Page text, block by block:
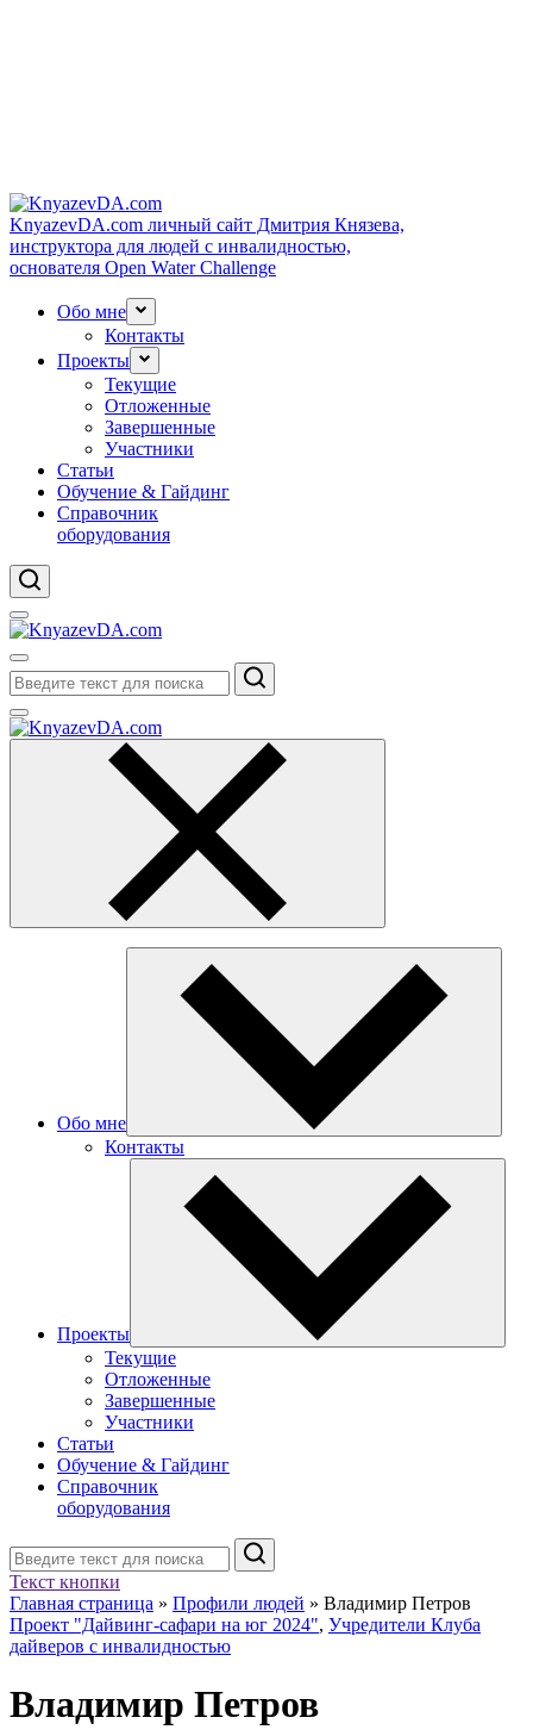
KnyazevDA.com личный сайт Дмитрия Князева,
инструктора для людей с инвалидностью,
основателя Open Water Challenge
Обо мне
Контакты
Проекты
Текущие
Отложенные
Завершенные
Участники
Статьи
Обучение & Гайдинг
Справочник
оборудования
Поиск
Обо мне
Контакты
Проекты
Текущие
Отложенные
Завершенные
Участники
Статьи
Обучение & Гайдинг
Справочник
оборудования
Поиск
Текст кнопки
Главная страница » Профили людей » Владимир Петров
Проект "Дайвинг-сафари на юг 2024", Учредители Клуба
дайверов с инвалидностью
Владимир Петров